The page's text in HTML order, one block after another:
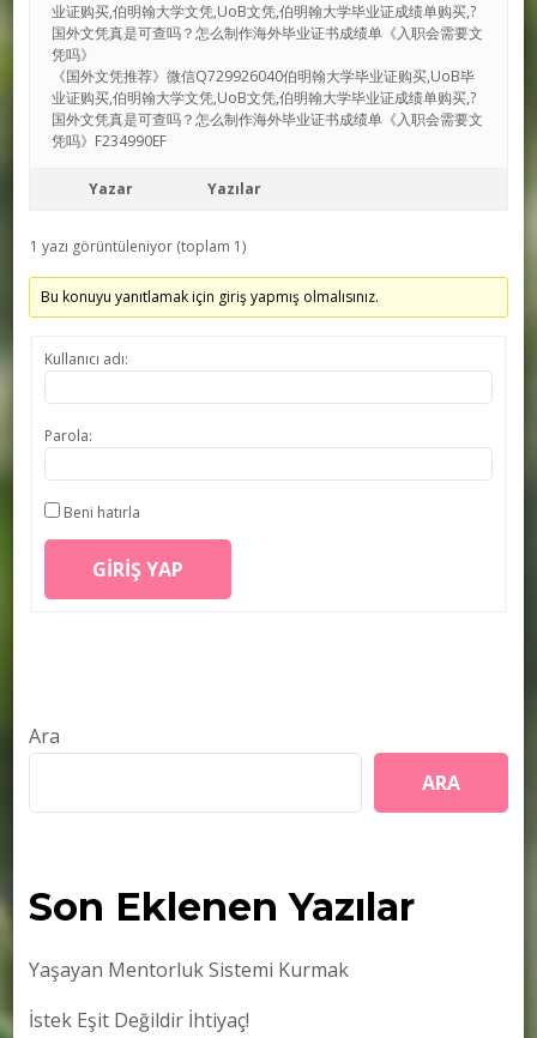
业证购买,伯明翰大学文凭,UoB文凭,伯明翰大学毕业证成绩单购买,?
国外文凭真是可查吗？怎么制作海外毕业证书成绩单《入职会需要文
凭吗》
《国外文凭推荐》微信Q729926040伯明翰大学毕业证购买,UoB毕
业证购买,伯明翰大学文凭,UoB文凭,伯明翰大学毕业证成绩单购买,?
国外文凭真是可查吗？怎么制作海外毕业证书成绩单《入职会需要文
凭吗》F234990EF
Yazar Yazılar
1 yazı görüntüleniyor (toplam 1)
Bu konuyu yanıtlamak için giriş yapmış olmalısınız.
Kullanıcı adı:
Parola:
Beni hatırla
GIRIŞ YAP
Ara
ARA
Son Eklenen Yazılar
Yaşayan Mentorluk Sistemi Kurmak
İstek Eşit Değildir İhtiyaç!